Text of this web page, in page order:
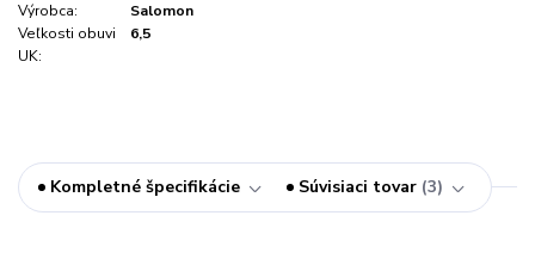
Výrobca:
Salomon
Veľkosti obuvi
UK:
6,5
Kompletné špecifikácie Súvisiaci tovar 3